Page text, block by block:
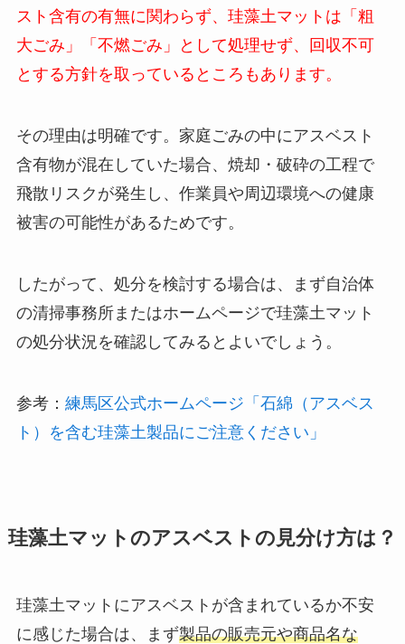
スト含有の有無に関わらず、珪藻土マットは「粗
大ごみ」「不燃ごみ」として処理せず、回収不可
とする方針を取っているところもあります。
その理由は明確です。家庭ごみの中にアスベスト
含有物が混在していた場合、焼却・破砕の工程で
飛散リスクが発生し、作業員や周辺環境への健康
被害の可能性があるためです。
したがって、処分を検討する場合は、まず自治体
の清掃事務所またはホームページで珪藻土マット
の処分状況を確認してみるとよいでしょう。
参考： 練馬区公式ホームページ「石綿（アスベス
ト）を含む珪藻土製品にご注意ください」
珪藻土マットのアスベストの見分け方は？
珪藻土マットにアスベストが含まれているか不安
に感じた場合は、まず製品の販売元や商品名な